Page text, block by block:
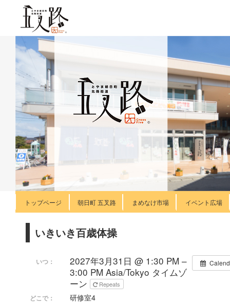
トップページ 朝日町 五叉路 まめなけ市場 イベント広場
いきいき百歳体操
いつ：
2027年3月31日 @ 1:30 PM –
3:00 PM Asia/Tokyo タイムゾ
ーン
Repeats
どこで： 研修室4